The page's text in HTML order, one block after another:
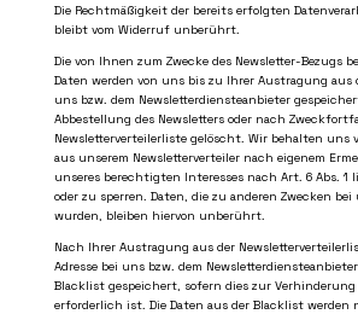
Die Rechtmäßigkeit der bereits erfolgten
bleibt vom Widerruf unberührt.
Die von Ihnen zum Zwecke des Newsletter-Bezugs
Daten werden von uns bis zu Ihrer Austragung aus
uns bzw. dem Newsletterdiensteanbieter
Abbestellung des Newsletters oder nach
Newsletterverteilerliste gelöscht. Wir behalten uns
aus unserem Newsletterverteiler nach eigenem
unseres berechtigten Interesses nach Art. 6 Abs. 1
oder zu sperren. Daten, die zu anderen Zwecken
wurden, bleiben hiervon unberührt.
Nach Ihrer Austragung aus der
Adresse bei uns bzw. dem
Blacklist gespeichert, sofern dies zur
erforderlich ist. Die Daten aus der Blacklist werden